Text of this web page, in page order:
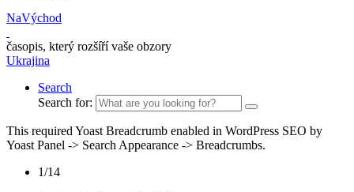
NaVýchod
časopis, který rozšíří vaše obzory
Ukrajina
Search
Search for:
This required Yoast Breadcrumb enabled in WordPress SEO by
Yoast Panel -> Search Appearance -> Breadcrumbs.
1/14